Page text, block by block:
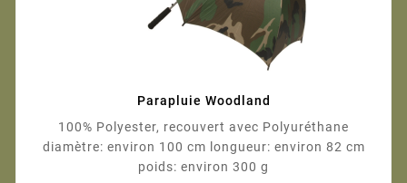
Parapluie Woodland
100% Polyester, recouvert avec Polyuréthane
diamètre: environ 100 cm longueur: environ 82 cm
poids: environ 300 g